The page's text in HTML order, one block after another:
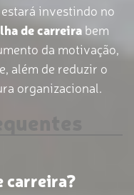
investindo no
de carreirabem
da motivação,
além de reduzir o
organizacional.
carreira?